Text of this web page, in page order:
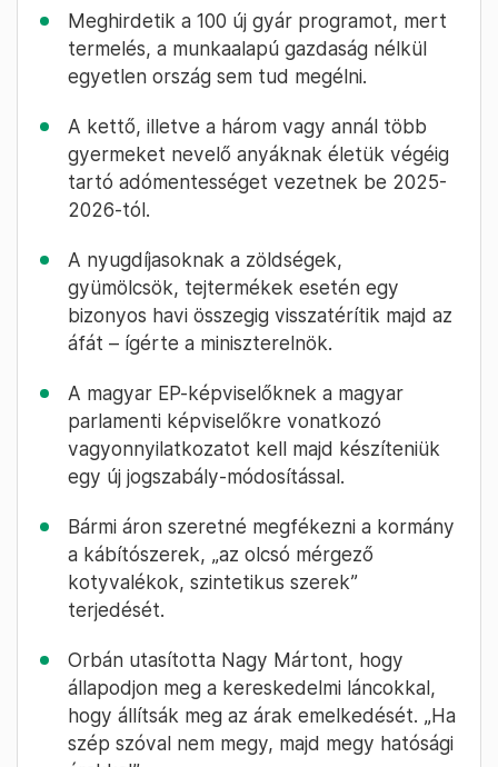
Meghirdetik a 100 új gyár programot, mert
termelés, a munkaalapú gazdaság nélkül
egyetlen ország sem tud megélni.
A kettő, illetve a három vagy annál több
gyermeket nevelő anyáknak életük végéig
tartó adómentességet vezetnek be 2025-
2026-tól.
A nyugdíjasoknak a zöldségek,
gyümölcsök, tejtermékek esetén egy
bizonyos havi összegig visszatérítik majd az
áfát – ígérte a miniszterelnök.
A magyar EP-képviselőknek a magyar
parlamenti képviselőkre vonatkozó
vagyonnyilatkozatot kell majd készíteniük
egy új jogszabály-módosítással.
Bármi áron szeretné megfékezni a kormány
a kábítószerek, „az olcsó mérgező
kotyvalékok, szintetikus szerek”
terjedését.
Orbán utasította Nagy Mártont, hogy
állapodjon meg a kereskedelmi láncokkal,
hogy állítsák meg az árak emelkedését. „Ha
szép szóval nem megy, majd megy hatósági